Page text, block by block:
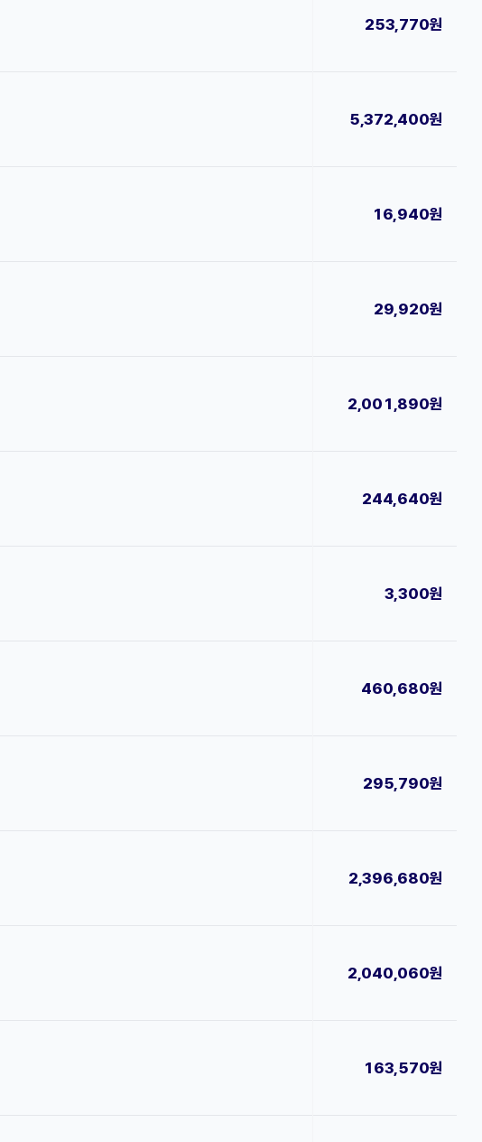
253,770원
5,372,400원
16,940원
29,920원
2,001,890원
244,640원
3,300원
460,680원
295,790원
2,396,680원
2,040,060원
163,570원